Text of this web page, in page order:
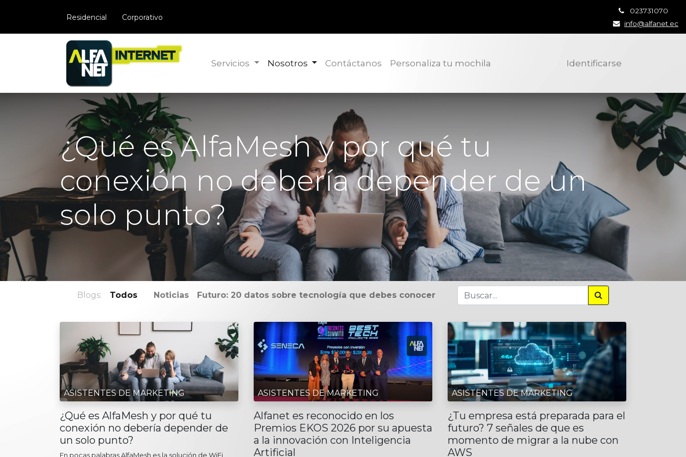
​Residencial Corporativo
023731070
info@alfanet.ec
Servicios Nosotros Contáctanos Personaliza tu mochila Identificarse
¿Qué es AlfaMesh y por qué tu
conexión no debería depender de un
solo punto?
Blogs: Todos Noticias Futuro: 20 datos sobre tecnología que debes conocer
ASISTENTES DE MARKETING
¿Qué es AlfaMesh y por qué tu
conexión no debería depender de
un solo punto?
En pocas palabras AlfaMesh es la solución de WiFi
ASISTENTES DE MARKETING
Alfanet es reconocido en los
Premios EKOS 2026 por su apuesta
a la innovación con Inteligencia
Artificial
ASISTENTES DE MARKETING
¿Tu empresa está preparada para el
futuro? 7 señales de que es
momento de migrar a la nube con
AWS